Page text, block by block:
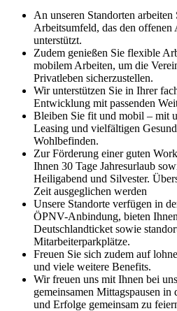
An unseren Standorten
Arbeitsumfeld, das den offenen
unterstützt.
Zudem genießen Sie flexible
mobilem Arbeiten, um die
Privatleben sicherzustellen.
Wir unterstützen Sie in Ihrer
Entwicklung mit passenden
Bleiben Sie fit und mobil – mit
Leasing und vielfältigen
Wohlbefinden.
Zur Förderung einer guten
Ihnen 30 Tage Jahresurlaub
Heiligabend und Silvester.
Zeit ausgeglichen werden
Unsere Standorte verfügen in
ÖPNV-Anbindung, bieten
Deutschlandticket sowie
Mitarbeiterparkplätze.
Freuen Sie sich zudem auf
und viele weitere Benefits.
Wir freuen uns mit Ihnen bei
gemeinsamen Mittagspausen in
und Erfolge gemeinsam zu